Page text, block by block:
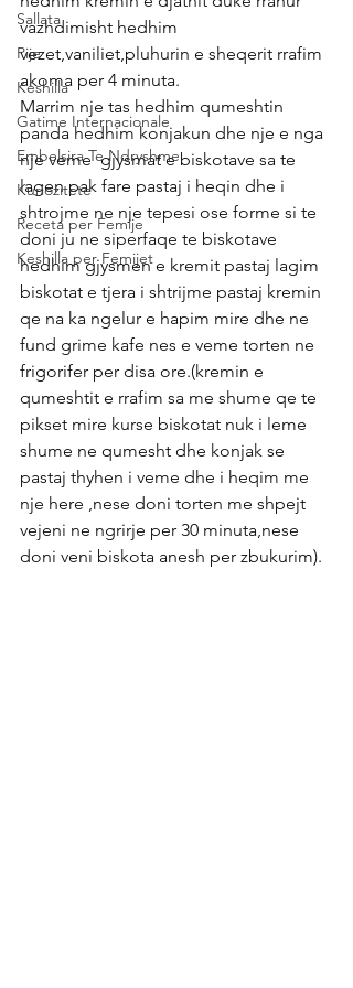
Sallata
Pije
Keshilla
Gatime Internacionale
Embelsira Te Ndryshme
Kuriozitete
Receta per Femije
Keshilla per Femijet
vazhdimisht hedhim
vezet,vaniliet,pluhurin e sheqerit rrafim
akoma per 4 minuta.
Marrim nje tas hedhim qumeshtin
panda hedhim konjakun dhe nje e nga
nje veme  gjysmat e biskotave sa te
lagen pak fare pastaj i heqin dhe i
shtrojme ne nje tepesi ose forme si te
doni ju ne siperfaqe te biskotave
hedhim gjysmen e kremit pastaj lagim
biskotat e tjera i shtrijme pastaj kremin
qe na ka ngelur e hapim mire dhe ne
fund grime kafe nes e veme torten ne
frigorifer per disa ore.(kremin e
qumeshtit e rrafim sa me shume qe te
pikset mire kurse biskotat nuk i leme
shume ne qumesht dhe konjak se
pastaj thyhen i veme dhe i heqim me
nje here ,nese doni torten me shpejt
vejeni ne ngrirje per 30 minuta,nese
doni veni biskota anesh per zbukurim).